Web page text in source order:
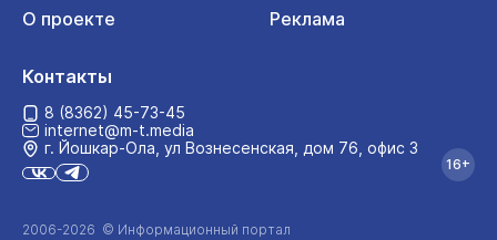
О проекте
Реклама
2006-2026 © Информационный портал
Контакты
8 (8362) 45-73-45
internet@m-t.media
г. Йошкар‑Ола, ул Вознесенская, дом 76, офис 3
16+